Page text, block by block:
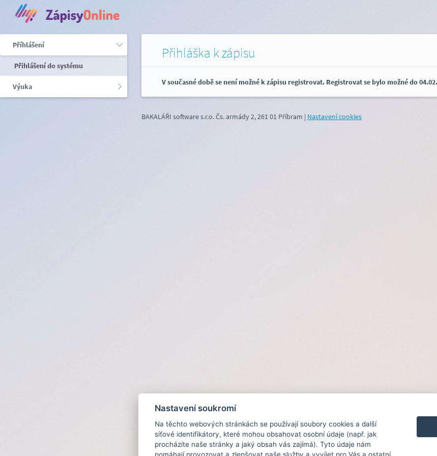
Příhlášení
Přihlášení do systému
Výuka
Přihláška k zápisu
V současné době se není možné k zápisu registrovat. Registrovat se bylo možné do
BAKALÁŘI software s.r.o.Čs. armády 2, 261 01 Příbram | Nastavení cookies
Nastavení soukromí
Na těchto webových stránkách se používají soubory cookies a další
síťové identifikátory, které mohou obsahovat osobní údaje (např. jak
procházíte naše stránky a jaký obsah vás zajímá). Tyto údaje nám